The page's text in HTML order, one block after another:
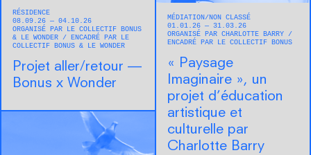
RÉSIDENCE
08.09.26 — 04.10.26
ORGANISÉ PAR LE COLLECTIF BONUS
& LE WONDER
ENCADRÉ PAR LE
COLLECTIF BONUS & LE WONDER
Projet aller/retour —
Bonus x Wonder
MÉDIATION
NON CLASSÉ
01.01.26 — 31.03.26
ORGANISÉ PAR CHARLOTTE BARRY
ENCADRÉ PAR LE COLLECTIF BONUS
« Paysage
Imaginaire », un
projet d’éducation
artistique et
culturelle par
Charlotte Barry